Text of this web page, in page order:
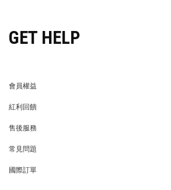
GET HELP
會員權益
紅利回饋
售後服務
常見問題
國際訂單